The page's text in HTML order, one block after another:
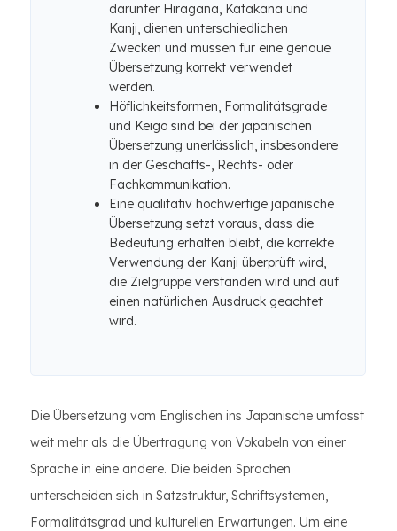
darunter Hiragana, Katakana und
Kanji, dienen unterschiedlichen
Zwecken und müssen für eine genaue
Übersetzung korrekt verwendet
werden.
Höflichkeitsformen, Formalitätsgrade
und Keigo sind bei der japanischen
Übersetzung unerlässlich, insbesondere
in der Geschäfts-, Rechts- oder
Fachkommunikation.
Eine qualitativ hochwertige japanische
Übersetzung setzt voraus, dass die
Bedeutung erhalten bleibt, die korrekte
Verwendung der Kanji überprüft wird,
die Zielgruppe verstanden wird und auf
einen natürlichen Ausdruck geachtet
wird.
Die Übersetzung vom Englischen ins Japanische umfasst
weit mehr als die Übertragung von Vokabeln von einer
Sprache in eine andere. Die beiden Sprachen
unterscheiden sich in Satzstruktur, Schriftsystemen,
Formalitätsgrad und kulturellen Erwartungen. Um eine